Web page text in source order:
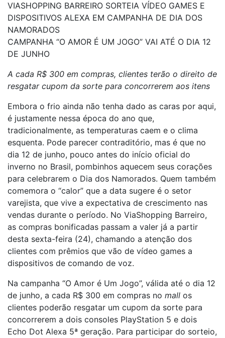
VIASHOPPING BARREIRO SORTEIA VÍDEO GAMES E
DISPOSITIVOS ALEXA EM CAMPANHA DE DIA DOS
NAMORADOS
CAMPANHA “O AMOR É UM JOGO” VAI ATÉ O DIA 12
DE JUNHO
A cada R$ 300 em compras, clientes terão o direito de
resgatar cupom da sorte para concorrerem aos itens
Embora o frio ainda não tenha dado as caras por aqui,
é justamente nessa época do ano que,
tradicionalmente, as temperaturas caem e o clima
esquenta. Pode parecer contraditório, mas é que no
dia 12 de junho, pouco antes do início oficial do
inverno no Brasil, pombinhos aquecem seus corações
para celebrarem o Dia dos Namorados. Quem também
comemora o “calor” que a data sugere é o setor
varejista, que vive a expectativa de crescimento nas
vendas durante o período. No ViaShopping Barreiro,
as compras bonificadas passam a valer já a partir
desta sexta-feira (24), chamando a atenção dos
clientes com prêmios que vão de vídeo games a
dispositivos de comando de voz.
Na campanha “O Amor é Um Jogo”, válida até o dia 12
de junho, a cada R$ 300 em compras no mall os
clientes poderão resgatar um cupom da sorte para
concorrerem a dois consoles PlayStation 5 e dois
Echo Dot Alexa 5ª geração. Para participar do sorteio,